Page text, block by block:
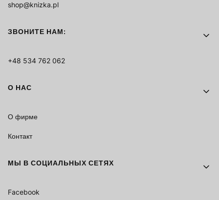
shop@knizka.pl
ЗВОНИТЕ НАМ:
+48 534 762 062
О НАС
О фирме
Контакт
МЫ В СОЦИАЛЬНЫХ СЕТЯХ
Facebook